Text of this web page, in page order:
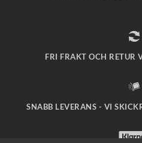
FRI FRAKT OCH RETUR
SNABB LEVERANS - VI